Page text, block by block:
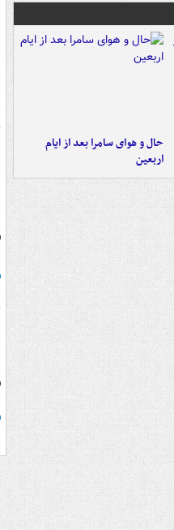
حال و هوای سامرا بعد از ایام
اربعین